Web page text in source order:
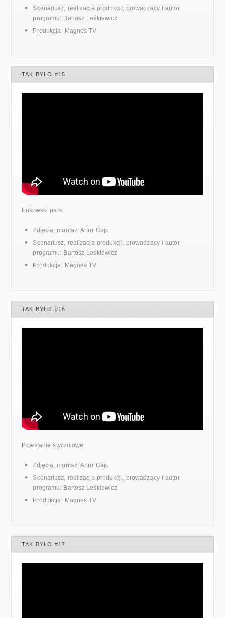
Scenariusz, realizacja produkcji, prowadzący i autor
programu: Bartosz Leśkiewicz
Produkcja: Magnes TV
TAK BYŁO #15
Łukowski park.
Zdjęcia, montaż: Artur Gajo
Scenariusz, realizacja produkcji, prowadzący i autor
programu: Bartosz Leśkiewicz
Produkcja: Magnes TV
TAK BYŁO #16
Powstanie styczniowe.
Zdjęcia, montaż: Artur Gajo
Scenariusz, realizacja produkcji, prowadzący i autor
programu: Bartosz Leśkiewicz
Produkcja: Magnes TV
TAK BYŁO #17